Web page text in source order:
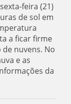
feira (21)
de sol em
a ficar firme
de nuvens. No
e as
da